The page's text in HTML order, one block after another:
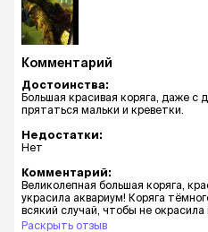
Комментарий
Достоинства:
Большая красивая коряга, даже с
прятаться мальки и креветки.
Недостатки:
Нет
Комментарий:
Великолепная большая коряга,
украсила аквариум! Коряга
всякий случай, чтобы не окрасила
Раскрыть отзыв